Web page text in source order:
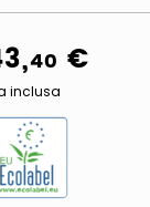
,40 €
inclusa